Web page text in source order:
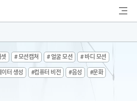
색
# 모션캡쳐 # 얼굴 모션 # 바디 모션
이터 생성 #컴퓨터 비전 #음성 #문화